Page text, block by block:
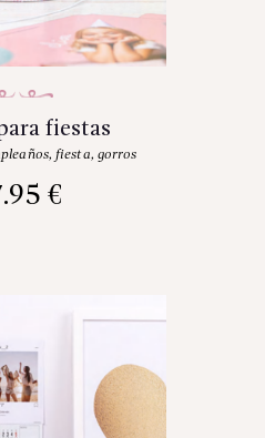
fiestas
,fiesta, gorros
€